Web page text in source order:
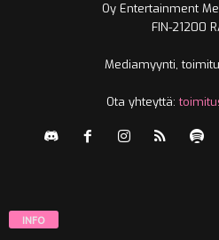
Oy Entertainment
FIN-21200
Mediamyynti,
Ota yhteyttä:
INFO